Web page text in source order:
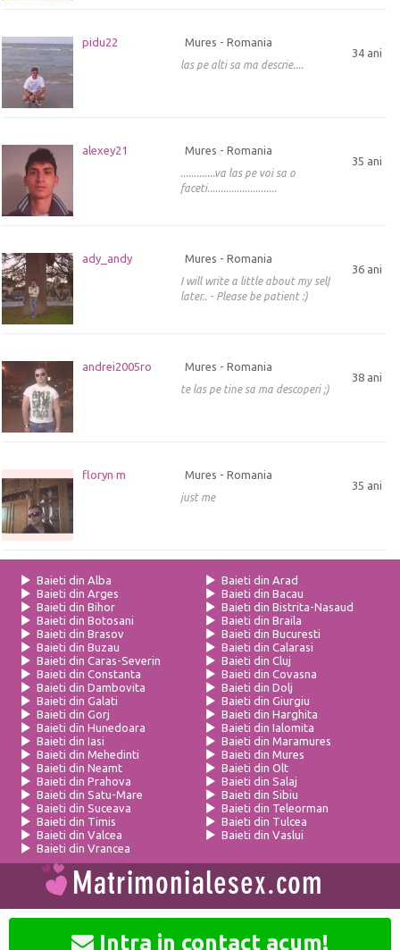
Intra in contact acum!
pidu22
34 ani
Mures - Romania
las pe alti sa ma descrie....
alexey21
35 ani
Mures - Romania
.............va las pe voi sa o
faceti..........................
ady_andy
36 ani
Mures - Romania
I will write a little about my self
later.. - Please be patient :)
andrei2005ro
38 ani
Mures - Romania
te las pe tine sa ma descoperi ;)
floryn m
35 ani
Mures - Romania
just me
Baieti din Alba
Baieti din Arad
Baieti din Arges
Baieti din Bacau
Baieti din Bihor
Baieti din Bistrita-Nasaud
Baieti din Botosani
Baieti din Braila
Baieti din Brasov
Baieti din Bucuresti
Baieti din Buzau
Baieti din Calarasi
Baieti din Caras-Severin
Baieti din Cluj
Baieti din Constanta
Baieti din Covasna
Baieti din Dambovita
Baieti din Dolj
Baieti din Galati
Baieti din Giurgiu
Baieti din Gorj
Baieti din Harghita
Baieti din Hunedoara
Baieti din Ialomita
Baieti din Iasi
Baieti din Maramures
Baieti din Mehedinti
Baieti din Mures
Baieti din Neamt
Baieti din Olt
Baieti din Prahova
Baieti din Salaj
Baieti din Satu-Mare
Baieti din Sibiu
Baieti din Suceava
Baieti din Teleorman
Baieti din Timis
Baieti din Tulcea
Baieti din Valcea
Baieti din Vaslui
Baieti din Vrancea